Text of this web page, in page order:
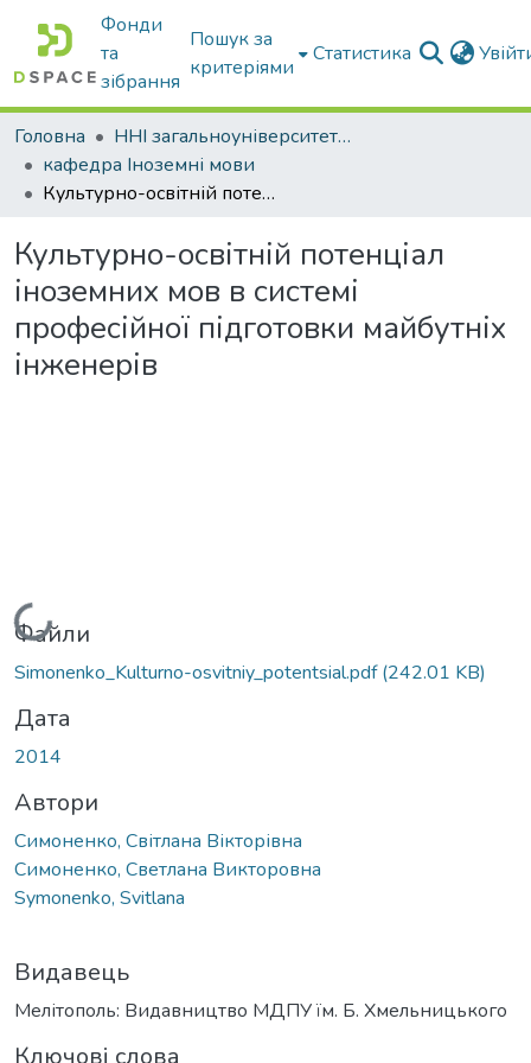
Фонди
та
зібрання
Пошук за
критеріями
Статистика
Головна
ННІ загальноуніверситетської підготовки
кафедра Іноземні мови
Культурно-освітній потенціал іноземних мов в системі професійної підготовки майбутніх інженерів
Культурно-освітній потенціал
іноземних мов в системі
професійної підготовки майбутніх
інженерів
Вантажиться...
Файли
Simonenko_Kulturno-osvitniy_potentsial.pdf(242.01 KB)
Дата
2014
Автори
Симоненко, Світлана Вікторівна
Симоненко, Светлана Викторовна
Symonenko, Svitlana
Видавець
Мелітополь: Видавництво МДПУ їм. Б. Хмельницького
Ключові слова